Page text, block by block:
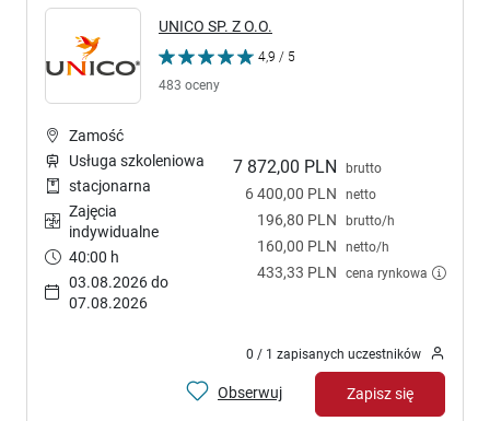
UNICO SP. Z O.O.
4,9 / 5
483 oceny
7 872,00 PLN brutto
6 400,00 PLN netto
196,80 PLN brutto/h
160,00 PLN netto/h
433,33 PLN cena rynkowa
Zamość
Usługa szkoleniowa
stacjonarna
Zajęcia
indywidualne
40:00 h
03.08.2026 do
07.08.2026
0 / 1 zapisanych uczestników
Obserwuj Zapisz się